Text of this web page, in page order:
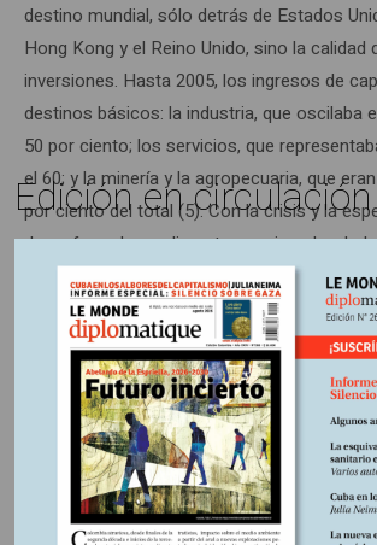
destino mundial, sólo detrás de Estados
Hong Kong y el Reino Unido, sino la calidad
inversiones. Hasta 2005, los ingresos de
destinos básicos: la industria, que oscilaba
50 por ciento; los servicios, que
el 60; y la minería y la agropecuaria, que
por ciento del total (5). Con la crisis y la
desenfrenada en alimentos y minerales,
drásticos: la IED en servicios cayó al 30 por
minería y el agronegocio se llevan ya más
inversiones, y la industria sólo el 35.
Este dato se puede leer de varias maneras.
exponencialmente especulativa de la
industria sigue absorbiendo una parte
inversiones, en gran medida porque los
Inácio Lula da Silva y Dilma Rousseff se
Edición en circulación